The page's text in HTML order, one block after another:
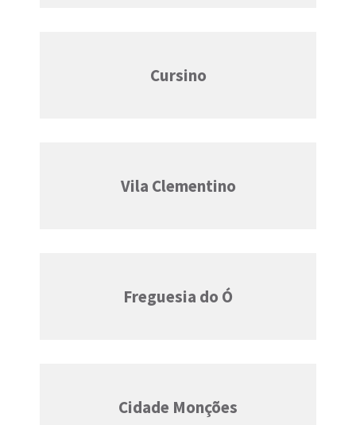
Cursino
Vila Clementino
Freguesia do Ó
Cidade Monções